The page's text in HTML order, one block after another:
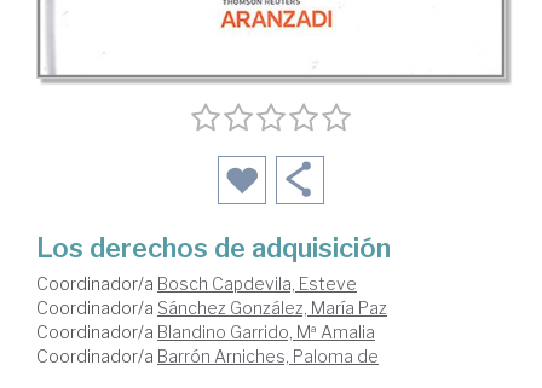
Los derechos de adquisición
Coordinador/a Bosch Capdevila, Esteve
Coordinador/a Sánchez González, María Paz
Coordinador/a Blandino Garrido, Mª Amalia
Coordinador/a Barrón Arniches, Paloma de